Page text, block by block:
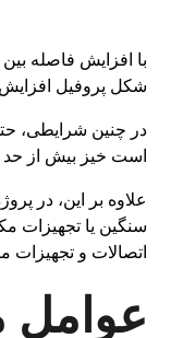
با افزایش فاصله
شکل پروفیل افزایش
در چنین شرایطی،
است خیز بیش از
علاوه بر این، در
سنگین یا تجهیزات
اتصالات و تجهیزات
عوامل